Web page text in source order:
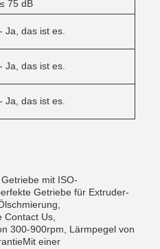
≤ 75 dB
- Ja, das ist es.
- Ja, das ist es.
- Ja, das ist es.
mit ISO-
Getriebe für Extruder-
Contact Us,
300-900rpm, Lärmpegel von
einer